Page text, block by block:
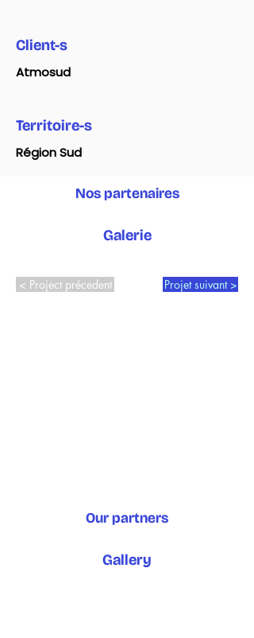
Client-s
Atmosud
Territoire-s
Région Sud
Nos partenaires
Galerie
< Project précedent Projet suivant >
Our partners
Gallery